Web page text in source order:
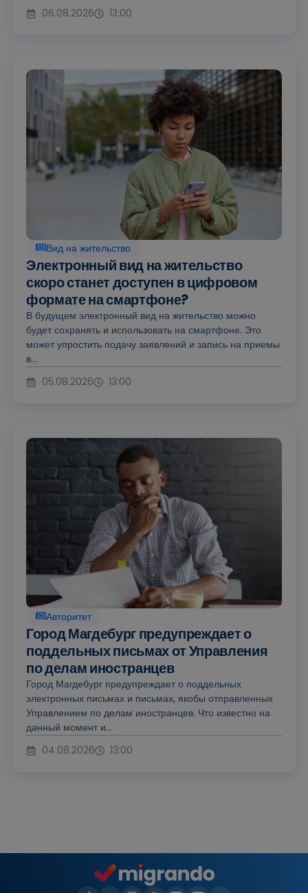
06.08.2026
13:00
Вид на жительство
Электронный вид на жительство
скоро станет доступен в цифровом
формате на смартфоне?
В будущем электронный вид на жительство можно
будет сохранять и использовать на смартфоне. Это
может упростить подачу заявлений и запись на приемы
в...
05.08.2026
13:00
Авторитет
Город Магдебург предупреждает о
поддельных письмах от Управления
по делам иностранцев
Город Магдебург предупреждает о поддельных
электронных письмах и письмах, якобы отправленных
Управлением по делам иностранцев. Что известно на
данный момент и...
04.08.2026
13:00